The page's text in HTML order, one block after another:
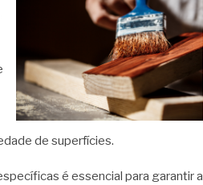
de superfícies.
é essencial para garantir a